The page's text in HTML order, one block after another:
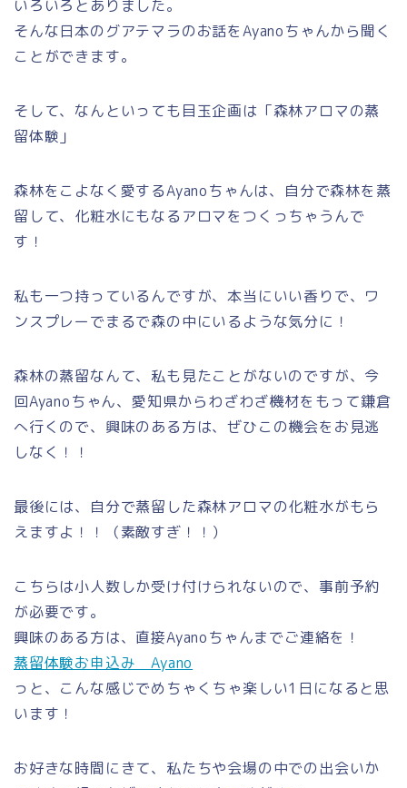
いろいろとありました。
そんな日本のグアテマラのお話をAyanoちゃんから聞く
ことができます。
そして、なんといっても目玉企画は「森林アロマの蒸
留体験」
森林をこよなく愛するAyanoちゃんは、自分で森林を蒸
留して、化粧水にもなるアロマをつくっちゃうんで
す！
私も一つ持っているんですが、本当にいい香りで、ワ
ンスプレーでまるで森の中にいるような気分に！
森林の蒸留なんて、私も見たことがないのですが、今
回Ayanoちゃん、愛知県からわざわざ機材をもって鎌倉
へ行くので、興味のある方は、ぜひこの機会をお見逃
しなく！！
最後には、自分で蒸留した森林アロマの化粧水がもら
えますよ！！（素敵すぎ！！）
こちらは小人数しか受け付けられないので、事前予約
が必要です。
興味のある方は、直接Ayanoちゃんまでご連絡を！
蒸留体験お申込み Ayano
っと、こんな感じでめちゃくちゃ楽しい1日になると思
います！
お好きな時間にきて、私たちや会場の中での出会いか